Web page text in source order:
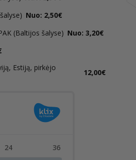
Nuo: 2,50€
(Baltijos šalyse) Nuo: 3,20€
Estiją, pirkėjo
12,00€